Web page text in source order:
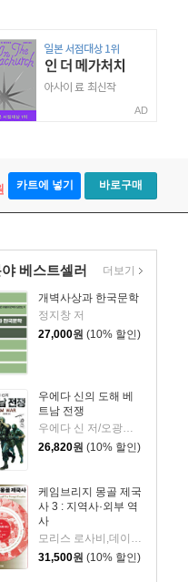
AD
카트에 넣기 바로구매
베스트셀러
개벽사상과 한국문학
정지창 저
27,000원 (10% 할인)
우에다 신의 도해 베
트남 전쟁
우에다 신 저/오광웅 역
26,820원 (10% 할인)
케임브리지 몽골 제국
사 3 : 지역사·외부 역
사
모리스 로사비,데이비드 로빈슨 등저/최소영 역
31,500원 (10% 할인)
더보기